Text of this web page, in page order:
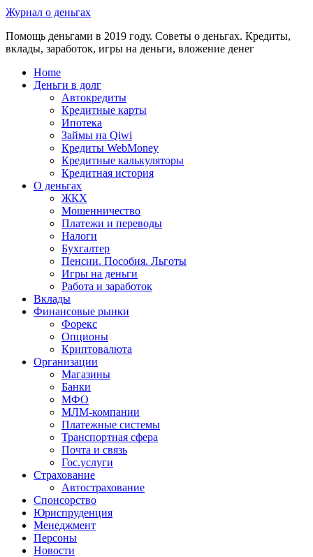
банка
24
для
лиц
взять
WebMoney?
Журнал о деньгах
Помощь деньгами в 2019 году. Советы о деньгах. Кредиты,
вклады, заработок, игры на деньги, вложение денег
Home
Деньги в долг
Автокредиты
Кредитные карты
Ипотека
Займы на Qiwi
Кредиты WebMoney
Кредитные калькуляторы
Кредитная история
О деньгах
ЖКХ
Мошенничество
Платежи и переводы
Налоги
Бухгалтер
Пенсии. Пособия. Льготы
Игры на деньги
Работа и заработок
Вклады
Финансовые рынки
Форекс
Опционы
Криптовалюта
Организации
Магазины
Банки
МФО
МЛМ-компании
Платежные системы
Транспортная сфера
Почта и связь
Гос.услуги
Страхование
Автострахование
Спонсорство
Юриспруденция
Менеджмент
Персоны
Новости